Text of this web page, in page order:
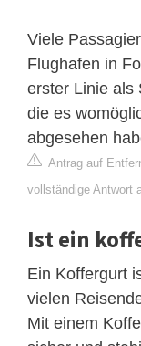
Viele
Flughafen in
erster Linie als
die es
abgesehen
Antrag auf
vollständige Antwort
Ist ein
Ein Koffergurt
vielen
Mit einem